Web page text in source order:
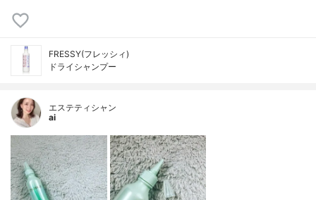
FRESSY(フレッシィ)
ドライシャンプー
エステティシャン
ai